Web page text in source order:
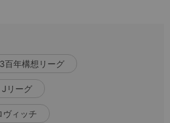
百年構想リーグ
Jリーグ
ヴィッチ